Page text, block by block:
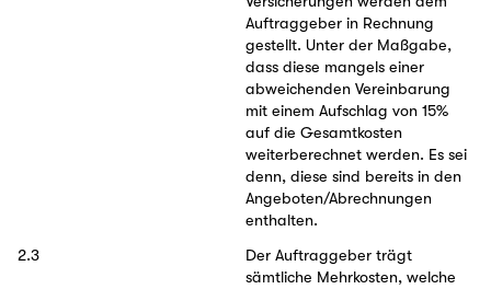
Auftraggeber in Rechnung
gestellt. Unter der Maßgabe,
dass diese mangels einer
abweichenden Vereinbarung
mit einem Aufschlag von 15%
auf die Gesamtkosten
weiterberechnet werden. Es sei
denn, diese sind bereits in den
Angeboten/Abrechnungen
enthalten.
2.3
Der Auftraggeber trägt
sämtliche Mehrkosten, welche